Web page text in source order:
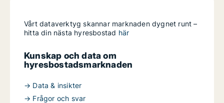
Vårt dataverktyg skannar marknaden dygnet runt –
hitta din nästa hyresbostad här
Kunskap och data om
hyresbostadsmarknaden
→ Data & insikter
→ Frågor och svar